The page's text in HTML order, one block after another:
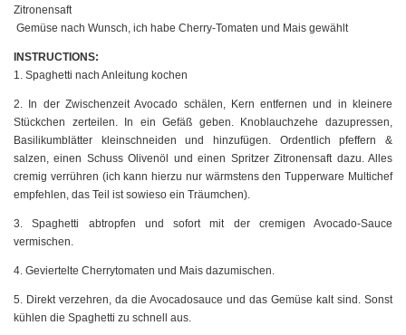
Zitronensaft
Gemüse nach Wunsch, ich habe Cherry-Tomaten und Mais gewählt
INSTRUCTIONS:
1. Spaghetti nach Anleitung kochen
2. In der Zwischenzeit Avocado schälen, Kern entfernen und in kleinere
Stückchen zerteilen. In ein Gefäß geben. Knoblauchzehe dazupressen,
Basilikumblätter kleinschneiden und hinzufügen. Ordentlich pfeffern &
salzen, einen Schuss Olivenöl und einen Spritzer Zitronensaft dazu. Alles
cremig verrühren (ich kann hierzu nur wärmstens den Tupperware Multichef
empfehlen, das Teil ist sowieso ein Träumchen).
3. Spaghetti abtropfen und sofort mit der cremigen Avocado-Sauce
vermischen.
4. Geviertelte Cherrytomaten und Mais dazumischen.
5. Direkt verzehren, da die Avocadosauce und das Gemüse kalt sind. Sonst
kühlen die Spaghetti zu schnell aus.